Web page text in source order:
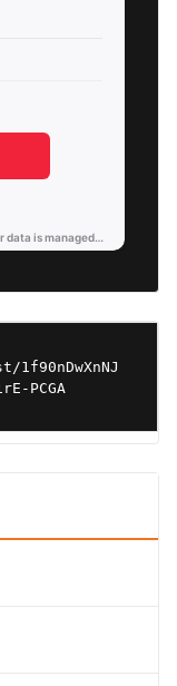
PCGA